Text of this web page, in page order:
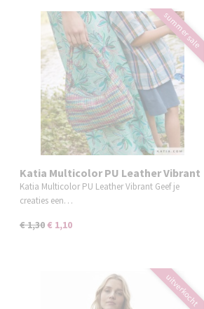
summer sale
Katia Multicolor PU Leather Vibrant
Katia Multicolor PU Leather Vibrant Geef je
creaties een…
€ 1,30€ 1,10
uitverkocht